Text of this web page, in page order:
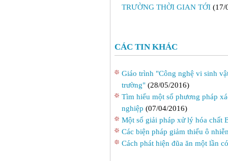
TRƯỜNG THỜI GIAN TỚI (17/
CÁC TIN KHÁC
Giáo trình "Công nghệ vi sinh
trường" (28/05/2016)
Tìm hiểu một số phương pháp
nghiệp (07/04/2016)
Một số giải pháp xử lý hóa chất
Các biện pháp giảm thiểu ô
Cách phát hiện đũa ăn một lần